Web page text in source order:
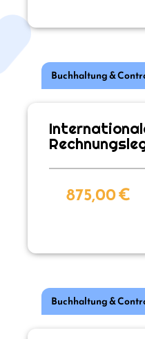
Buchhaltung &
875,00€
Buchhaltung &